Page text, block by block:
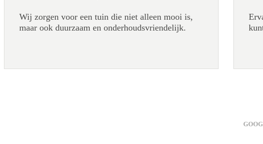
Wij zorgen voor een tuin die niet alleen mooi is,
maar ook duurzaam en onderhoudsvriendelijk.